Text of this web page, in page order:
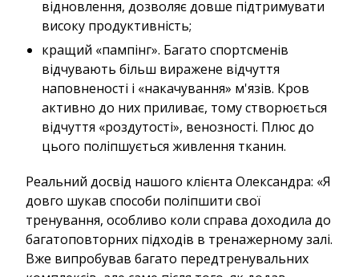
відновлення, дозволяє довше підтримувати
високу продуктивність;
кращий «пампінг». Багато спортсменів
відчувають більш виражене відчуття
наповненості і «накачування» м'язів. Кров
активно до них приливає, тому створюється
відчуття «роздутості», венозності. Плюс до
цього поліпшується живлення тканин.
Реальний досвід нашого клієнта Олександра: «Я
довго шукав способи поліпшити свої
тренування, особливо коли справа доходила до
багатоповторних підходів в тренажерному залі.
Вже випробував багато передтренувальних